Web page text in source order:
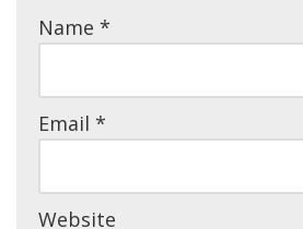
Name *
Email *
Website